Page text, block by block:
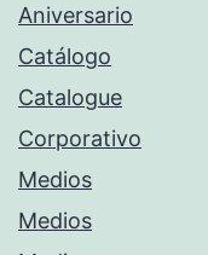
Aniversario
Catálogo
Catalogue
Corporativo
Medios
Medios